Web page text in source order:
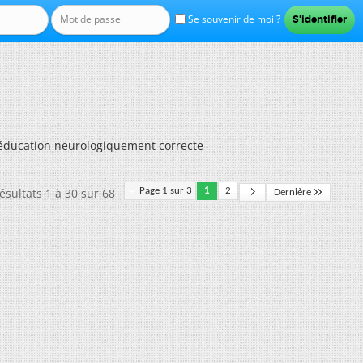
Se souvenir de moi ?
neurologiquement correcte
Page 1 sur 3 1 2 Dernière
1 à 30 sur 68